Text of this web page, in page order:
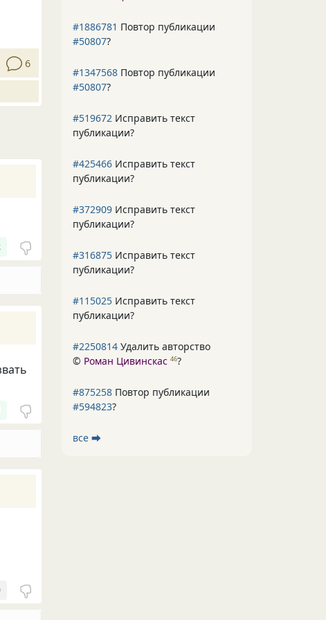
6
#1886781 Повтор публикации
#50807?
#1347568 Повтор публикации
#50807?
#519672 Исправить текст
публикации?
#425466 Исправить текст
публикации?
#372909 Исправить текст
публикации?
#316875 Исправить текст
публикации?
#115025 Исправить текст
публикации?
#2250814 Удалить авторство
© Роман Цивинскас 46?
#875258 Повтор публикации
#594823?
все ⮕